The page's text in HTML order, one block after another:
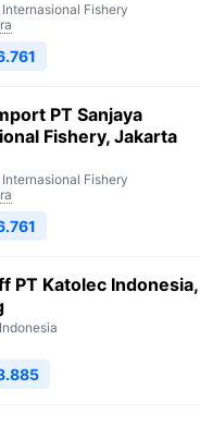
Fishery
PT Sanjaya
Fishery, Jakarta
Fishery
PT Katolec Indonesia,